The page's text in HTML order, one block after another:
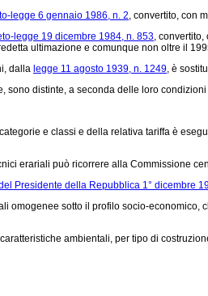
legge 6 gennaio 1986, n. 2, convertito, con
legge 19 dicembre 1984, n. 853,
ultimazione e comunque non oltre il
dalla legge 11 agosto 1939, n. 1249, è
distinte, a seconda delle loro
e classi e della relativa tariffa è
erariali può ricorrere alla Commissione
Presidente della Repubblica 1° dicembre
sotto il profilo socio-
ambientali, per tipo di